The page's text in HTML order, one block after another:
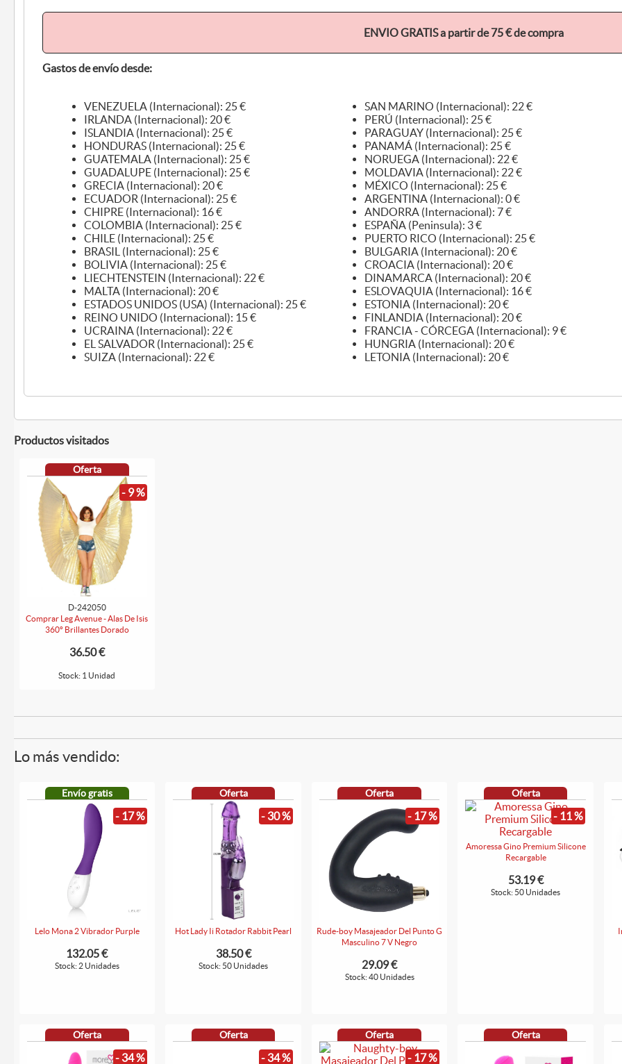
ENVIO GRATIS a partir de 75 € de compra
Gastos de envío desde:
VENEZUELA (Internacional): 25 €
IRLANDA (Internacional): 20 €
ISLANDIA (Internacional): 25 €
HONDURAS (Internacional): 25 €
GUATEMALA (Internacional): 25 €
GUADALUPE (Internacional): 25 €
GRECIA (Internacional): 20 €
ECUADOR (Internacional): 25 €
CHIPRE (Internacional): 16 €
COLOMBIA (Internacional): 25 €
CHILE (Internacional): 25 €
BRASIL (Internacional): 25 €
BOLIVIA (Internacional): 25 €
LIECHTENSTEIN (Internacional): 22 €
MALTA (Internacional): 20 €
ESTADOS UNIDOS (USA) (Internacional): 25 €
REINO UNIDO (Internacional): 15 €
UCRAINA (Internacional): 22 €
EL SALVADOR (Internacional): 25 €
SUIZA (Internacional): 22 €
SAN MARINO (Internacional): 22 €
PERÚ (Internacional): 25 €
PARAGUAY (Internacional): 25 €
PANAMÁ (Internacional): 25 €
NORUEGA (Internacional): 22 €
MOLDAVIA (Internacional): 22 €
MÉXICO (Internacional): 25 €
ARGENTINA (Internacional): 0 €
ANDORRA (Internacional): 7 €
ESPAÑA (Peninsula): 3 €
PUERTO RICO (Internacional): 25 €
BULGARIA (Internacional): 20 €
CROACIA (Internacional): 20 €
DINAMARCA (Internacional): 20 €
ESLOVAQUIA (Internacional): 16 €
ESTONIA (Internacional): 20 €
FINLANDIA (Internacional): 20 €
FRANCIA - CÓRCEGA (Internacional): 9 €
HUNGRIA (Internacional): 20 €
LETONIA (Internacional): 20 €
Productos visitados
Oferta
- 9 %
D-242050
Comprar Leg Avenue - Alas De Isis
360º Brillantes Dorado
36.50 €
Stock: 1 Unidad
Lo más vendido:
Envío gratis
- 17 %
Lelo Mona 2 Vibrador Purple
132.05 €
Stock: 2 Unidades
Oferta
- 30 %
Hot Lady Ii Rotador Rabbit Pearl
38.50 €
Stock: 50 Unidades
Oferta
- 17 %
Rude-boy Masajeador Del Punto G
Masculino 7 V Negro
29.09 €
Stock: 40 Unidades
Oferta
- 11 %
Amoressa Gino Premium Silicone
Recargable
53.19 €
Stock: 50 Unidades
Oferta
- 34 %
Oferta
- 34 %
Oferta
- 17 %
Oferta